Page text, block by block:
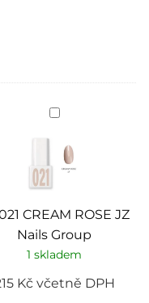
021
CREAM
ROSE
Nails
Group
CREAM ROSE JZ
Nails Group
1 skladem
Kč včetně DPH